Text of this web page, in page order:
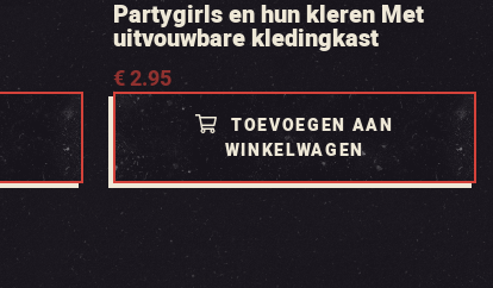
Partygirls en hun kleren Met
uitvouwbare kledingkast
€2.95
TOEVOEGEN AAN
WINKELWAGEN